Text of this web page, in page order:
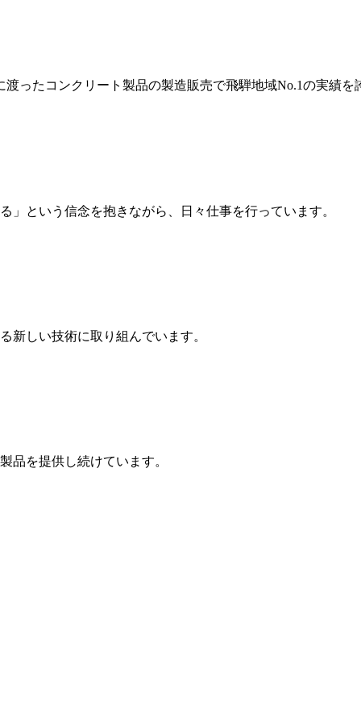
ったコンクリート製品の製造販売で飛騨地域No.1の実績を
という信念を抱きながら、日々仕事を行っています。
新しい技術に取り組んでいます。
品を提供し続けています。